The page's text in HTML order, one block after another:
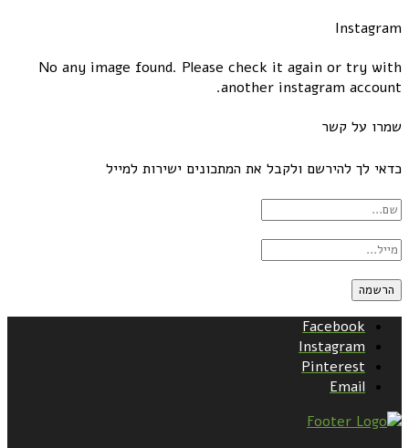
Instagram
No any image found. Please check it again or try with
another instagram account.
שמרו על קשר
כדאי לך להירשם ולקבל את המתכונים ישירות למייל
Facebook
Instagram
Pinterest
Email